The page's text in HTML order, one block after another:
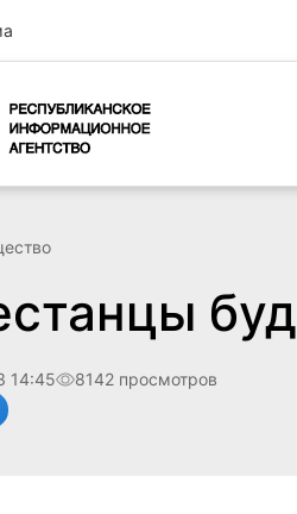
14:45 8142 просмотров